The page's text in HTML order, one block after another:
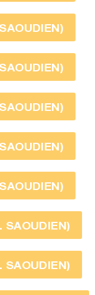
SAOUDIEN)
SAOUDIEN)